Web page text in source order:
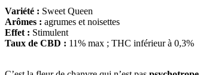
Variété : Sweet Queen
Arômes : agrumes et noisettes
Effet : Stimulent
Taux de CBD : 11% max ; THC inférieur à 0,3%